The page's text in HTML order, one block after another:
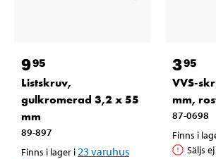
995
Listskruv,
gulkromerad 3,2 x 55
mm
89-897
Finns i lager i 23 varuhus
395
VVS-
mm,
87-0698
Finns i
Säljs